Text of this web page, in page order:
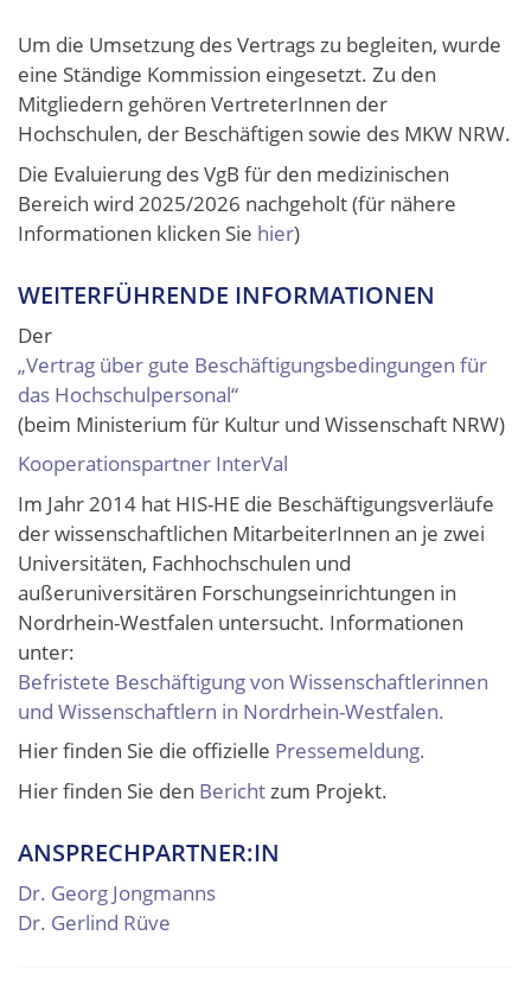
Um die Umsetzung des Vertrags zu begleiten, wurde
eine Ständige Kommission eingesetzt. Zu den
Mitgliedern gehören VertreterInnen der
Hochschulen, der Beschäftigen sowie des MKW NRW.
Die Evaluierung des VgB für den medizinischen
Bereich wird 2025/2026 nachgeholt (für nähere
Informationen klicken Sie hier)
WEITERFÜHRENDE INFORMATIONEN
Der
„Vertrag über gute Beschäftigungsbedingungen für
das Hochschulpersonal“
(beim Ministerium für Kultur und Wissenschaft NRW)
Kooperationspartner InterVal
Im Jahr 2014 hat HIS-HE die Beschäftigungsverläufe
der wissenschaftlichen MitarbeiterInnen an je zwei
Universitäten, Fachhochschulen und
außeruniversitären Forschungseinrichtungen in
Nordrhein-Westfalen untersucht. Informationen
unter:
Befristete Beschäftigung von Wissenschaftlerinnen
und Wissenschaftlern in Nordrhein-Westfalen.
Hier finden Sie die offizielle Pressemeldung.
Hier finden Sie den Bericht zum Projekt.
ANSPRECHPARTNER:IN
Dr. Georg Jongmanns
Dr. Gerlind Rüve